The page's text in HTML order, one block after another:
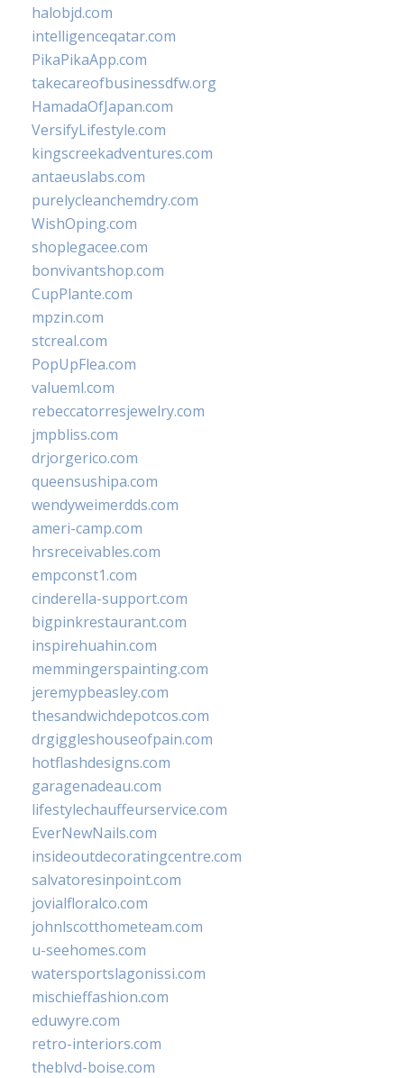
halobjd.com
intelligenceqatar.com
PikaPikaApp.com
takecareofbusinessdfw.org
HamadaOfJapan.com
VersifyLifestyle.com
kingscreekadventures.com
antaeuslabs.com
purelycleanchemdry.com
WishOping.com
shoplegacee.com
bonvivantshop.com
CupPlante.com
mpzin.com
stcreal.com
PopUpFlea.com
valueml.com
rebeccatorresjewelry.com
jmpbliss.com
drjorgerico.com
queensushipa.com
wendyweimerdds.com
ameri-camp.com
hrsreceivables.com
empconst1.com
cinderella-support.com
bigpinkrestaurant.com
inspirehuahin.com
memmingerspainting.com
jeremypbeasley.com
thesandwichdepotcos.com
drgiggleshouseofpain.com
hotflashdesigns.com
garagenadeau.com
lifestylechauffeurservice.com
EverNewNails.com
insideoutdecoratingcentre.com
salvatoresinpoint.com
jovialfloralco.com
johnlscotthometeam.com
u-seehomes.com
watersportslagonissi.com
mischieffashion.com
eduwyre.com
retro-interiors.com
theblvd-boise.com